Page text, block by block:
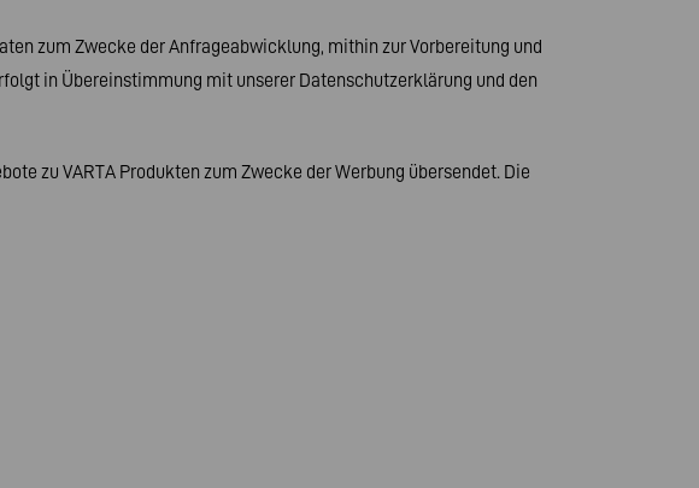
zum Zwecke der Anfrageabwicklung, mithin zur Vorbereitung und
in Übereinstimmung mit unserer Datenschutzerklärung und den
zu VARTA Produkten zum Zwecke der Werbung übersendet. Die